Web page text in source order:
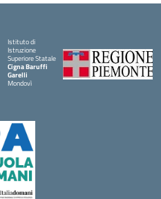
Istituto di
Istruzione
Superiore Statale
Cigna Baruffi
Garelli
Mondovì